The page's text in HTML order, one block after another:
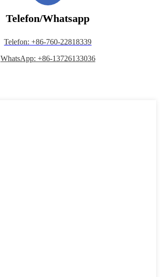
Telefon/Whatsapp
Telefon: +86-760-22818339
WhatsApp: +86-13726133036